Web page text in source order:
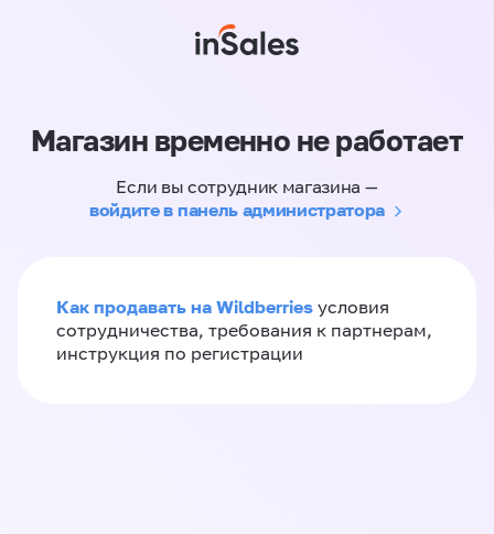
Магазин временно не работает
Если вы сотрудник магазина —
войдите в панель администратора
Как продавать на Wildberries условия
сотрудничества, требования к партнерам,
инструкция по регистрации